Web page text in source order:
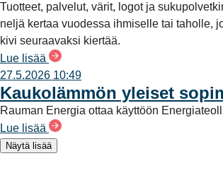
Tuotteet, palvelut, värit, logot ja
neljä kertaa vuodessa ihmiselle tai taholle,
kivi seuraavaksi kiertää.
Lue lisää
27.5.2026 10:49
Kaukolämmön yleiset
Rauman Energia ottaa käyttöön
Lue lisää
Näytä lisää